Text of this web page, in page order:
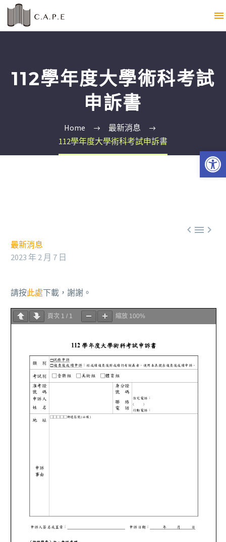
112學年度大學術科考試
申訴書
Home
最新消息
112學年度大學術科考試申訴書

最新消息
2023 年 2 月 7 日
請按此處下載，謝謝。
頁次 1 / 1 縮放 100%